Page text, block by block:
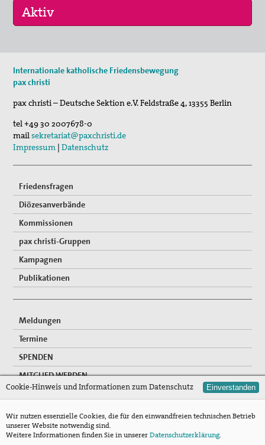
Fahrradpilgertour 2026
St. Peter-Lindenberg: Lesungen unter den Lind…
03. Sep 2026
Mahnwache
Internationale katholische Friedensbewegung
pax christi
pax christi – Deutsche Sektion e.V.Feldstraße 4,13355 Berlin
tel+49 30 2007678-0
mailsekretariat@paxchristi.de
Impressum |Datenschutz
Friedensfragen
Diözesanverbände
Kommissionen
pax christi-Gruppen
Kampagnen
Publikationen
Meldungen
Termine
SPENDEN
MITGLIED WERDEN
NEWSLETTER
Mitgliederzugang
Cookie-Hinweis und Informationen zum Datenschutz Einverstanden
Wir nutzen essenzielle Cookies, die für den einwandfreien technischen Betrieb
unserer Website notwendig sind.
Weitere Informationen finden Sie in unsererDatenschutzerklärung.